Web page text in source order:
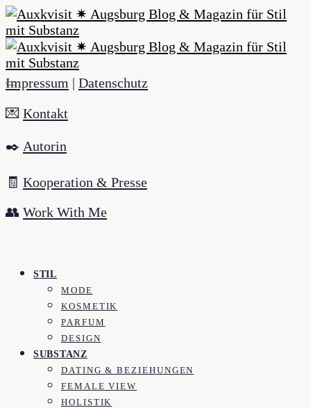
Impressum | Datenschutz
💌 Kontakt
✒️ Autorin
🧾 Kooperation & Presse
👥 Work With Me
STIL
MODE
KOSMETIK
PARFUM
DESIGN
SUBSTANZ
DATING & BEZIEHUNGEN
FEMALE VIEW
HOLISTIK